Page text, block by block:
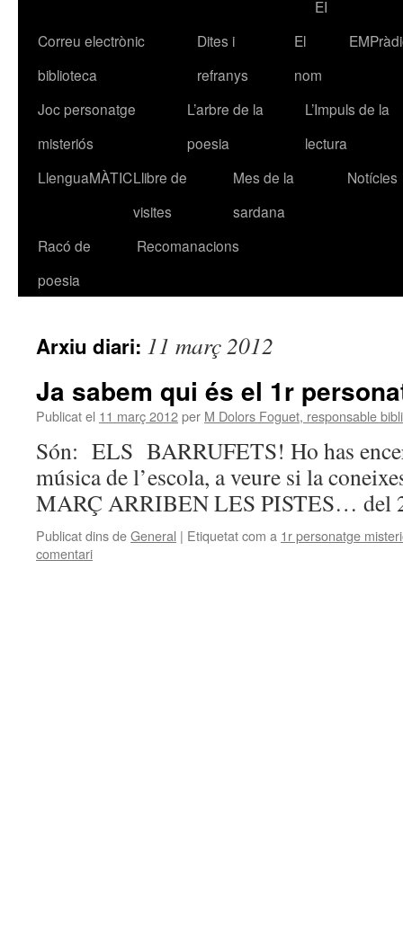
EI
Correu electrònic
biblioteca
Dites i
refranys
El
nom
Joc personatge
misteriós
L’arbre de la
poesia
L’Impuls de la
lectura
LlenguaMÀTICLlibre de
visites
Mes de la
sardana
Notícies
Racó de
poesia
Recomanacions
Arxiu diari: 11 març 2012
Ja sabem qui és el 1r
Publicat el 11 març 2012per M Dolors Foguet, responsable
Són: ELS BARRUFETS! Ho has
música de l’escola, a veure si la
MARÇ ARRIBEN LES PISTES… del
Publicat dins deGeneral | Etiquetat com a 1r personatge
comentari